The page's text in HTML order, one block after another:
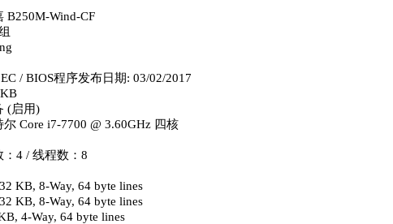
B250M-Wind-CF
/ BIOS程序发布日期: 03/02/2017
(启用)
Core i7-7700 @ 3.60GHz 四核
4 / 线程数：8
KB, 8-Way, 64 byte lines
KB, 8-Way, 64 byte lines
4-Way, 64 byte lines